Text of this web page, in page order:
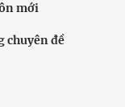
mới
chuyên đề